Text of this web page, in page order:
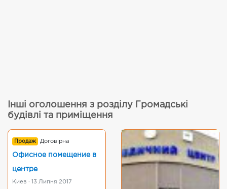
Інші оголошення з розділу Громадські
будівлі та приміщення
Продаж Договірна
Офисное помещение в
центре
Киев · 13 Липня 2017